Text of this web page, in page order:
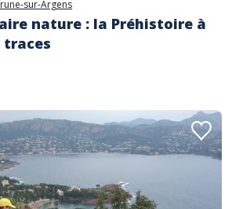
sur-Argens
nature : la Préhistoire à
traces